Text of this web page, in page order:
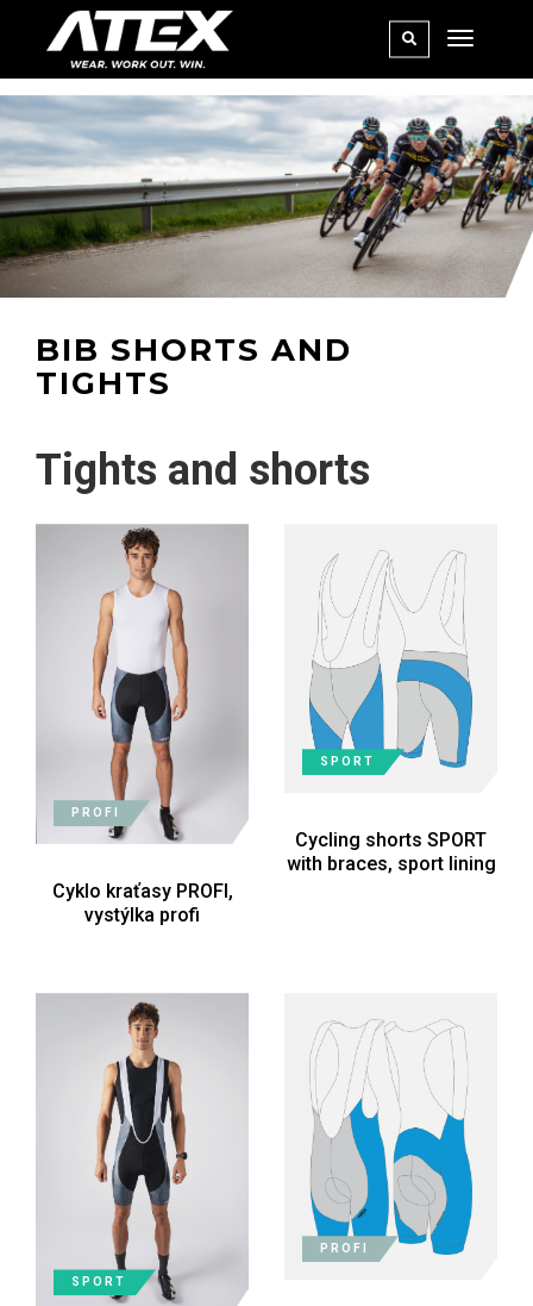
BIB SHORTS AND
TIGHTS
Tights and shorts
PROFI
Cyklo kraťasy PROFI,
vystýlka profi
SPORT
Cycling shorts SPORT
with braces, sport lining
SPORT
PROFI